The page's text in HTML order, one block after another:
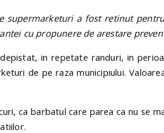
supermarketuri a fost retinut
cu propunere de arestare
in repetate randuri, in
de pe raza municipiului.
ca barbatul care parea ca nu se